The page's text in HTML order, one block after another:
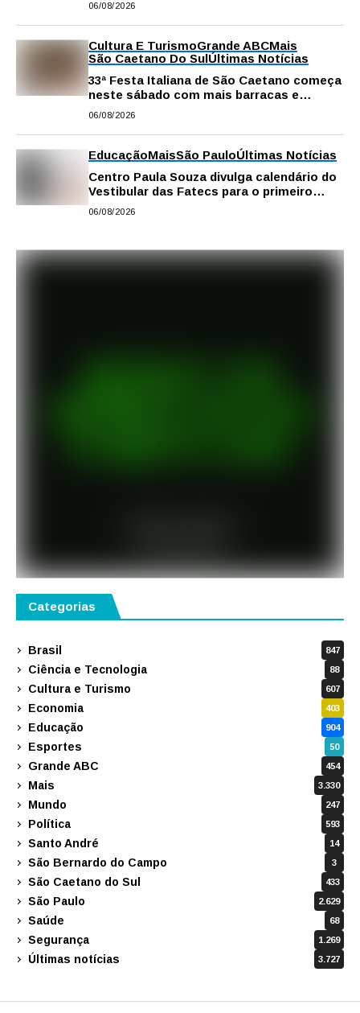
06/08/2026
Cultura E TurismoGrande ABCMais
São Caetano Do SulÚltimas Notícias
33ª Festa Italiana de São Caetano começa
neste sábado com mais barracas e
novidades em decoração e atrações
06/08/2026
EducaçãoMaisSão PauloÚltimas Notícias
Centro Paula Souza divulga calendário do
Vestibular das Fatecs para o primeiro
semestre de 2027
06/08/2026
Categorias
Brasil 847
Ciência e Tecnologia 88
Cultura e Turismo 607
Economia 403
Educação 904
Esportes 50
Grande ABC 454
Mais 3.330
Mundo 247
Política 593
Santo André 14
São Bernardo do Campo 3
São Caetano do Sul 433
São Paulo 2.629
Saúde 68
Segurança 1.269
Últimas notícias 3.727